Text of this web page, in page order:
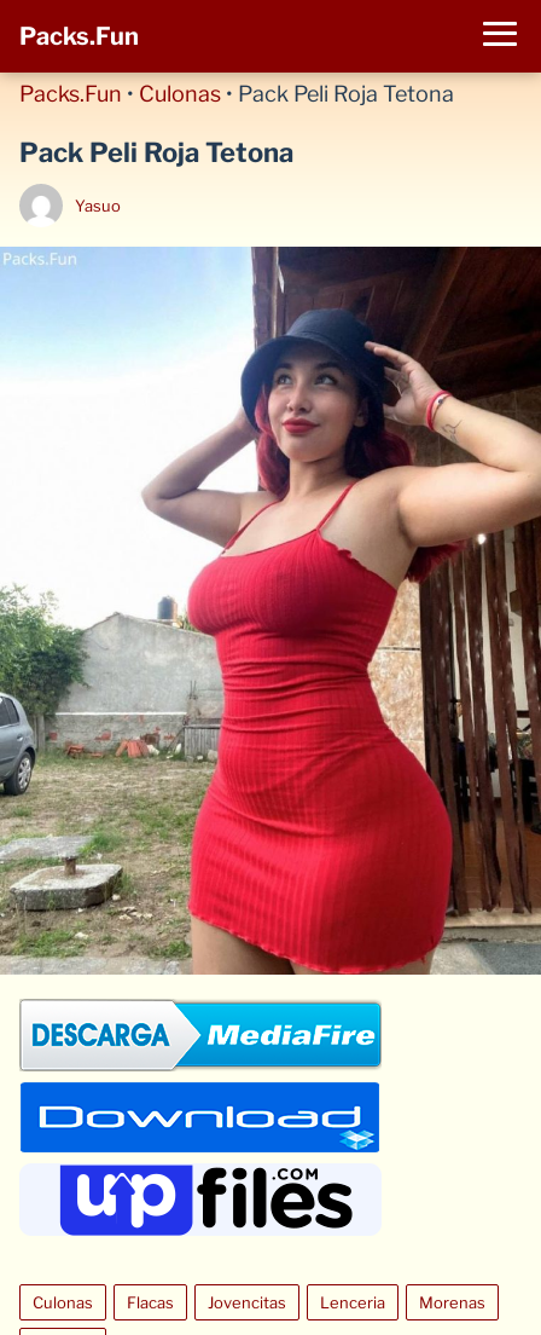
Packs.Fun
Packs.Fun • Culonas • Pack Peli Roja Tetona
Pack Peli Roja Tetona
Yasuo
Culonas Flacas Jovencitas Lenceria Morenas